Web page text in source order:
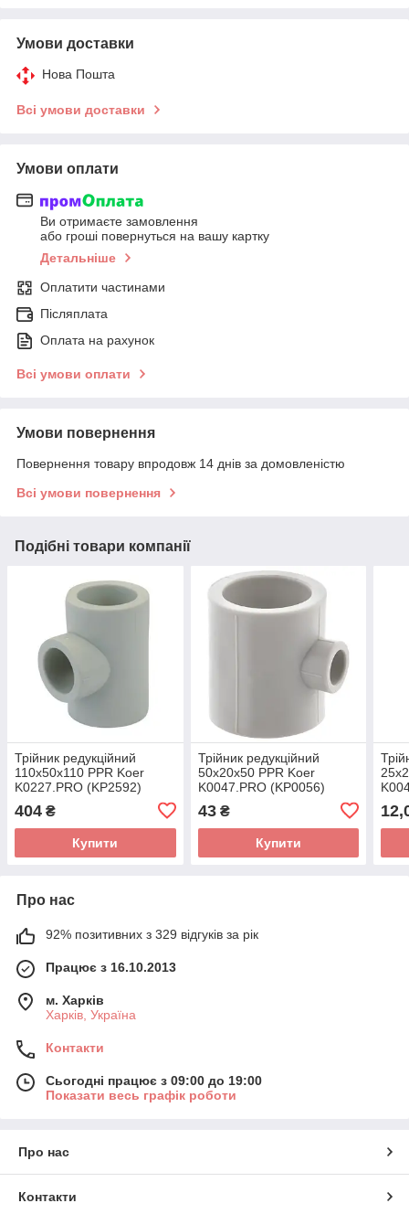
Умови доставки
Нова Пошта
Всі умови доставки
Умови оплати
Ви отримаєте замовлення
або гроші повернуться на вашу картку
Детальніше
Оплатити частинами
Післяплата
Оплата на рахунок
Всі умови оплати
Умови повернення
Повернення товару впродовж 14 днів за домовленістю
Всі умови повернення
Подібні товари компанії
Трійник редукційний
110x50x110 PPR Koer
K0227.PRO (KP2592)
404 ₴
Купити
Трійник редукційний
50x20x50 PPR Koer
K0047.PRO (KP0056)
43₴
Купити
Про нас
92% позитивних з 329 відгуків за рік
Працює з 16.10.2013
м. Харків
Харків, Україна
Контакти
Сьогодні працює з 09:00 до 19:00
Показати весь графік роботи
Про нас
Контакти